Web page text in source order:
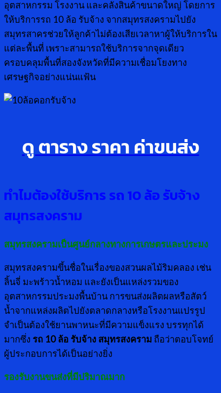
อุตสาหกรรม โรงงาน และคลังสินค้าขนาดใหญ่ โดยการ
ให้บริการรถ 10 ล้อ รับจ้าง จากสมุทรสงครามไปยัง
สมุทรสาครช่วยให้ลูกค้าไม่ต้องเสียเวลาหาผู้ให้บริการใน
แต่ละพื้นที่ เพราะสามารถใช้บริการจากจุดเดียว
ครอบคลุมพื้นที่สองจังหวัดที่มีความเชื่อมโยงทาง
เศรษฐกิจอย่างแน่นแฟ้น
ดู ตาราง ราคา ค่าขนส่ง
ทำไมต้องใช้บริการ รถ10 ล้อ รับจ้าง
สมุทรสงคราม
สมุทรสงครามเป็นศูนย์กลางทางการเกษตรและประมง
สมุทรสงครามขึ้นชื่อในเรื่องของสวนผลไม้ริมคลอง เช่น
ลิ้นจี่ มะพร้าวน้ำหอม และยังเป็นแหล่งรวมของ
อุตสาหกรรมประมงพื้นบ้าน การขนส่งผลิตผลหรือสัตว์
น้ำจากแหล่งผลิตไปยังตลาดกลางหรือโรงงานแปรรูป
จำเป็นต้องใช้ยานพาหนะที่มีความแข็งแรง บรรทุกได้
มากซึ่ง รถ 10 ล้อ รับจ้าง สมุทรสงคราม ถือว่าตอบโจทย์
ผู้ประกอบการได้เป็นอย่างยิ่ง
รองรับงานขนส่งที่มีปริมาณมาก